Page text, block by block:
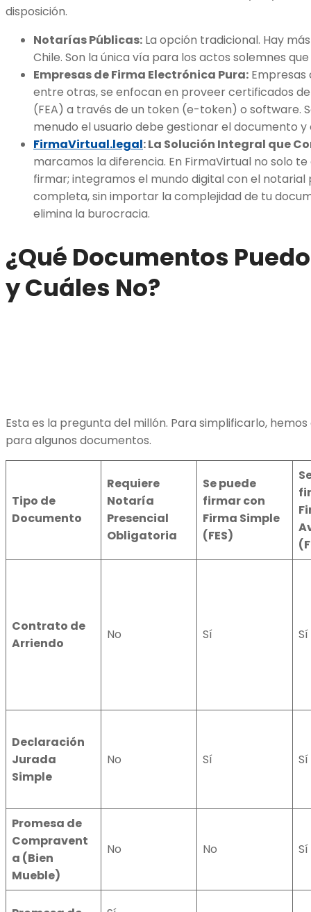
disposición.
Notarías Públicas: La opción tradicional. Hay
Chile. Son la única vía para los actos solemnes
Empresas de Firma Electrónica Pura:
entre otras, se enfocan en proveer certificados
(FEA) a través de un token (e-token) o software.
menudo el usuario debe gestionar el documento
FirmaVirtual.legal: La Solución Integral que
marcamos la diferencia. En FirmaVirtual no solo
firmar; integramos el mundo digital con el notarial
completa, sin importar la complejidad de tu
elimina la burocracia.
¿Qué Documentos
y Cuáles No?
Esta es la pregunta del millón. Para simplificarlo,
para algunos documentos.
Tipo de
Documento
Requiere
Notaría
Presencial
Obligatoria
Se puede
firmar con
Firma Simple
(FES)
Contrato de
Arriendo
No Sí Sí
Declaración
Jurada
Simple
No Sí Sí
Promesa de
Compravent
a (Bien
Mueble)
No No Sí